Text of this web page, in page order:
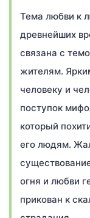
Тема любви к
древнейших
связана с
жителям.
человеку и
поступок
который
его людям.
огня и любви
прикован к